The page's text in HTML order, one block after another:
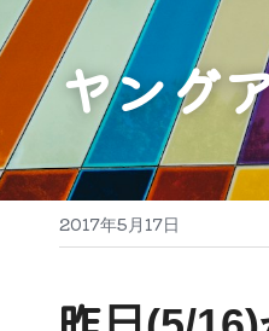
ヤング
2017年5月17日